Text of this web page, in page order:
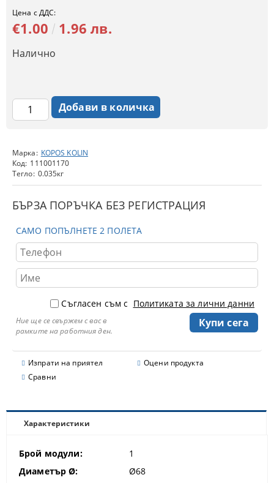
Марка: KOPOS KOLIN
Код: 111001170
Тегло: 0.035кг
БЪРЗА ПОРЪЧКА БЕЗ РЕГИСТРАЦИЯ
САМО ПОПЪЛНЕТЕ 2 ПОЛЕТА
Съгласен съм с Политиката за лични данни
Ние ще се свържем с вас в
рамките на работния ден.
Изпрати на приятел
Оцени продукта
Сравни
Цена с ДДС:
€1.00 1.96 лв.
Налично
Характеристики
Брой модули:
1
Диаметър Ø:
Ø68